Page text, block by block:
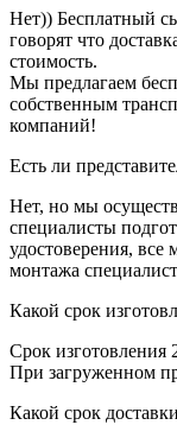
Нет)) Бесплатный
говорят что
стоимость.
Мы предлагаем
собственным
компаний!
Есть ли
Нет, но мы
специалисты
удостоверения,
монтажа
Какой срок
Срок изготовления
При загруженном
Какой срок